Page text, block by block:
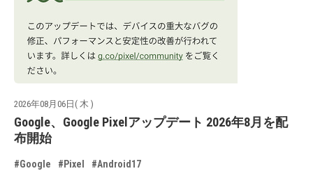
2026年08月06日( 木 )
Google、Google Pixelアップデート 2026年8月を配
布開始
#Google #Pixel #Android17